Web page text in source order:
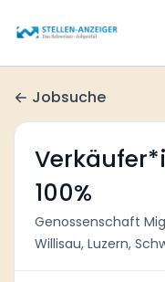
Jobsuche
100%
Genossenschaft
Willisau, Luzern,